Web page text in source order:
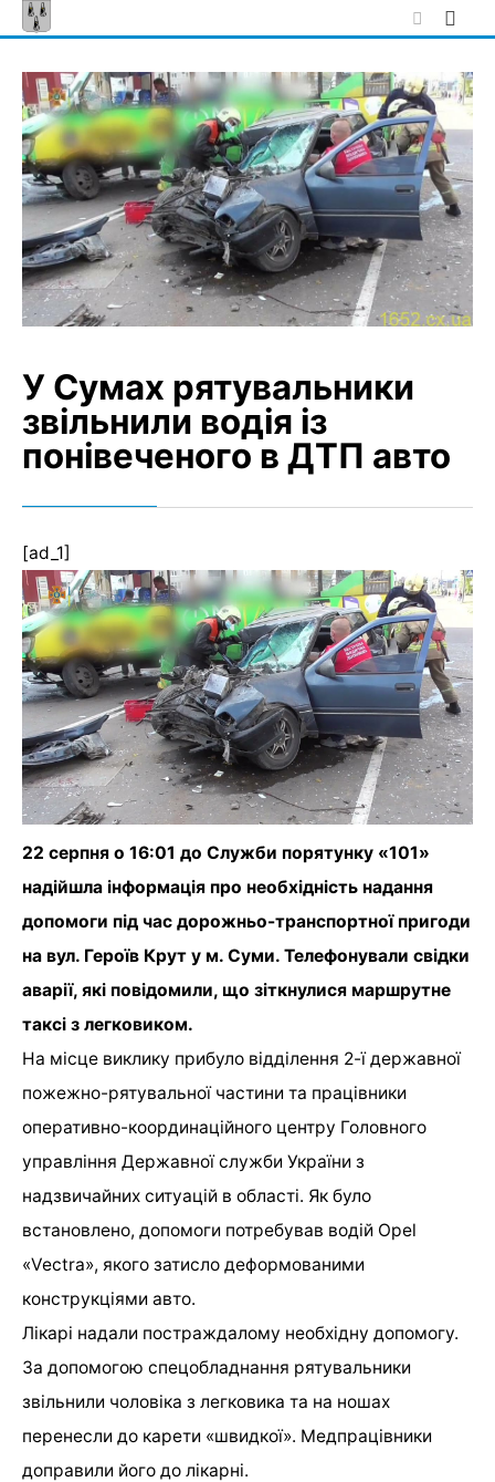
Skip
to
У Сумах рятувальники
звільнили водія із
понівеченого в ДТП авто
[ad_1]
22 серпня о 16:01 до Служби порятунку «101»
надійшла інформація про необхідність надання
допомоги під час дорожньо-транспортної пригоди
на вул. Героїв Крут у м. Суми. Телефонували свідки
аварії, які повідомили, що зіткнулися маршрутне
таксі з легковиком.
На місце виклику прибуло відділення 2-ї державної
пожежно-рятувальної частини та працівники
оперативно-координаційного центру Головного
управління Державної служби України з
надзвичайних ситуацій в області. Як було
встановлено, допомоги потребував водій Opel
«Vectra», якого затисло деформованими
конструкціями авто.
Лікарі надали постраждалому необхідну допомогу.
За допомогою спецобладнання рятувальники
звільнили чоловіка з легковика та на ношах
перенесли до карети «швидкої». Медпрацівники
доправили його до лікарні.